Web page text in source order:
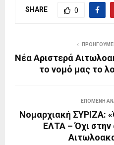
SHARE 0
Νέα Αριστερά
το νομό μας το
ΕΠΌΜΕΝΗ
Νομαρχιακή ΣΥΡΙΖΑ:
ΕΛΤΑ – Όχι